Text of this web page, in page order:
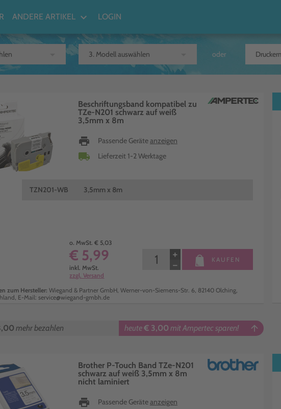
ANDERE ARTIKEL keyboard_arrow_down LOGIN
oder
Beschriftungsband kompatibel zu
TZe-N201 schwarz auf weiß
3,5mm x 8m
print Passende Geräteanzeigen
local_shipping Lieferzeit 1-2 Werktage
TZN201-WB 3,5mm x 8m
o. MwSt. € 5,03
€ 5,99
inkl. MwSt.
zzgl. Versand
−
+ KAUFEN
zum Hersteller: Wiegand & Partner GmbH, Werner-von-Siemens-Str. 6, 82140 Olching,
E-Mail: service@wiegand-gmbh.de
mehr bezahlen heute€ 3,00 mit Ampertec sparen! arrow_upward
Brother P-Touch Band TZe-N201
schwarz auf weiß 3,5mm x 8m
nicht laminiert
print Passende Geräteanzeigen